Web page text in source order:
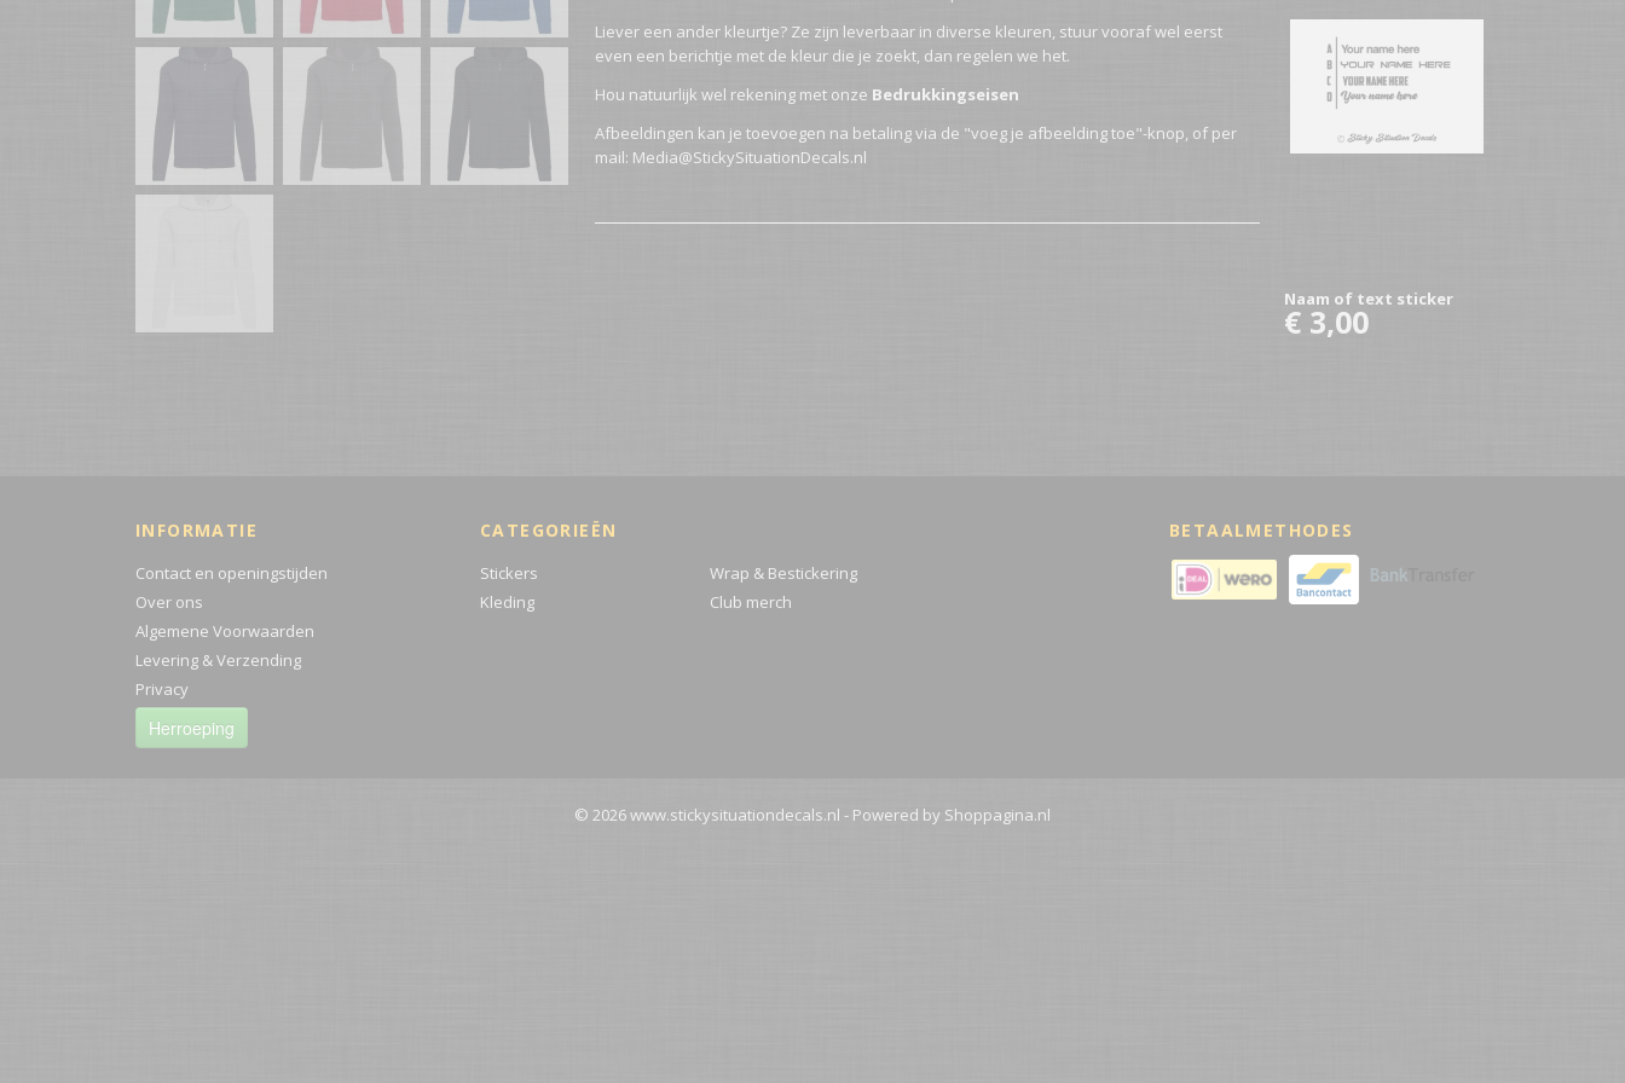
Liever een ander kleurtje? Ze zijn leverbaar in diverse kleuren, stuur vooraf wel eerst
even een berichtje met de kleur die je zoekt, dan regelen we het.
Hou natuurlijk wel rekening met onze Bedrukkingseisen
Afbeeldingen kan je toevoegen na betaling via de "voeg je afbeelding toe"-knop, of per
mail: Media@StickySituationDecals.nl
Naam of text sticker
€ 3,00
INFORMATIE
Contact en openingstijden
Over ons
Algemene Voorwaarden
Levering & Verzending
Privacy
Herroeping
CATEGORIEËN
Stickers
Kleding
Wrap & Bestickering
Club merch
BETAALMETHODES
© 2026 www.stickysituationdecals.nl - Powered by Shoppagina.nl